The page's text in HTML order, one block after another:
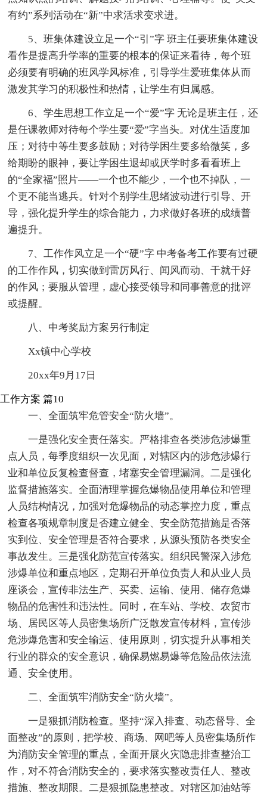
有约”系列活动在“新”中求活求变求进。
5、班集体建设立足一个“引”字 班主任要班集体建设
看作是提高升学率的重要的根本的保证来看待，每个班
必须要有明确的班风学风标准，引导学生爱班集体从而
激发其学习的积极性和热情，让学生有归属感。
6、学生思想工作立足一个“爱”字 无论是班主任，还
是任课教师对待每个学生要“爱”字当头。对优生适度加
压；对待中等生要多鼓励；对待学困生要多给微笑，多
给期盼的眼神，要让学困生退却或厌学时多看看班上
的“全家福”照片——一个也不能少，一个也不掉队，一
个更不能当逃兵。针对个别学生思绪波动进行引导、开
导，强化提升学生的综合能力，力求做好各班的成绩普
遍提升。
7、工作作风立足一个“硬”字 中考备考工作要有过硬
的工作作风，切实做到雷厉风行、闻风而动、干就干好
的作风；要服从管理，虚心接受领导和同事善意的批评
或提醒。
八、中考奖励方案另行制定
Xx镇中心学校
20xx年9月17日
工作方案 篇10
一、全面筑牢危管安全“防火墙”。
一是强化安全责任落实。严格排查各类涉危涉爆重
点人员，每季度组织一次见面，对辖区内的涉危涉爆行
业和单位反复检查督查，堵塞安全管理漏洞。二是强化
监督措施落实。全面清理掌握危爆物品使用单位和管理
人员结构情况，加强对危爆物品的动态掌控力度，重点
检查各项规章制度是否建立健全、安全防范措施是否落
实到位、安全管理是否符合要求，从源头预防各类安全
事故发生。三是强化防范宣传落实。组织民警深入涉危
涉爆单位和重点地区，定期召开单位负责人和从业人员
座谈会，宣传非法生产、买卖、运输、使用、储存危爆
物品的危害性和违法性。同时，在车站、学校、农贸市
场、居民区等人员密集场所广泛散发宣传材料，宣传涉
危涉爆危害和安全输运、使用原则，切实提升从事相关
行业的群众的安全意识，确保易燃易爆等危险品依法流
通、安全使用。
二、全面筑牢消防安全“防火墙”。
一是狠抓消防检查。坚持“深入排查、动态督导、全
面整改”的原则，把学校、商场、网吧等人员密集场所作
为消防安全管理的重点，全面开展火灾隐患排查整治工
作，对不符合消防安全的，要求落实整改责任人、整改
措施、整改期限。二是狠抓隐患整改。对辖区加油站等